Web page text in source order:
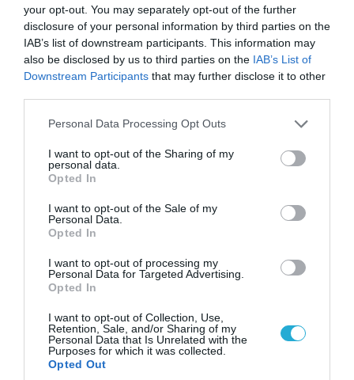
your opt-out. You may separately opt-out of the further
disclosure of your personal information by third parties on the
IAB’s list of downstream participants. This information may
also be disclosed by us to third parties on the IAB’s List of
Downstream Participants that may further disclose it to other
Please note that this website/app uses one or more Google
not limited to your visit or usage behaviour. You may click to
grant or deny consent to Google and its third-party tags to
use your data for below specified purposes in below Google
consent section.
Personal Data Processing Opt Outs
I want to opt-out of the Sharing of my
personal data.
Opted In
I want to opt-out of the Sale of my
Personal Data.
Opted In
I want to opt-out of processing my
Personal Data for Targeted Advertising.
Opted In
I want to opt-out of Collection, Use,
Retention, Sale, and/or Sharing of my
Personal Data that Is Unrelated with the
Purposes for which it was collected.
Opted Out
07.08.2026 | 08:02
Οι ρωσικές δυνάμεις απέχουν μόλις 5 χλμ.
από Σλαβιάνσκ και Κραματόρσκ στο Ντονέτσκ
ΠΟΛΙΤΙΚΗ